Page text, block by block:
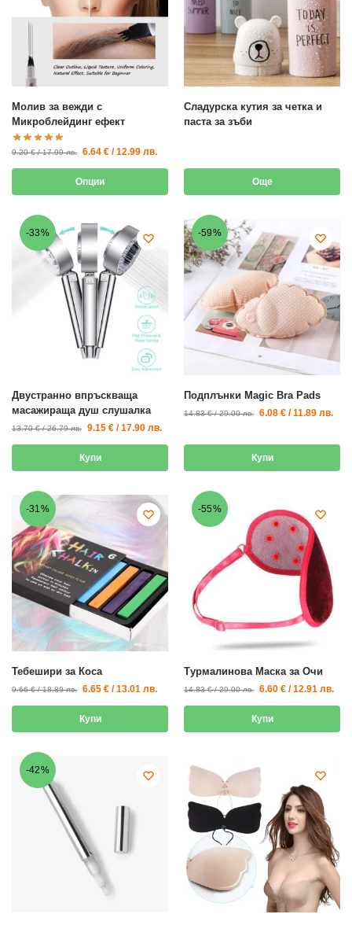
Молив за вежди с
Микроблейдинг ефект
9.20€ /17.99лв. 6.64 € /12.99 лв.
Опции
Сладурска кутия за четка и
паста за зъби
Още
-33%
Двустранно впръскваща
масажираща душ слушалка
13.70€ /26.79лв. 9.15 € /17.90 лв.
Купи
-59%
Подплънки Magic Bra Pads
14.83€ /29.00лв. 6.08 € /11.89 лв.
Купи
-31%
Тебешири за Коса
9.66€ /18.89лв. 6.65 € /13.01 лв.
Купи
-55%
Турмалинова Маска за Очи
14.83€ /29.00лв. 6.60 € /12.91 лв.
Купи
-42%